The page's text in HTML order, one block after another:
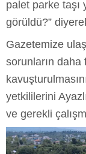
palet parke taşı
görüldü?”
Gazetemize
sorunların
yetkililerini
ve gerekli